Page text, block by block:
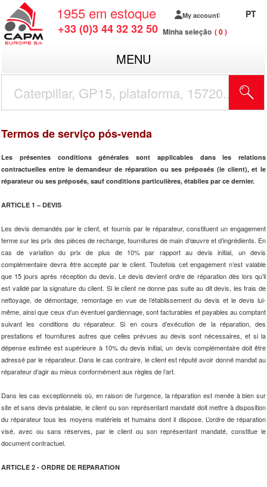
1955 em estoque
+33 (0)3 44 32 32 50
My account
Minha seleção 0
PT
MENU
Termos de serviço pós-venda
Les présentes conditions générales sont applicables dans les relations
contractuelles entre le demandeur de réparation ou ses préposés (le client), et le
réparateur ou ses préposés, sauf conditions particulières, établies par ce dernier.
ARTICLE 1 – DEVIS
Les devis demandés par le client, et fournis par le réparateur, constituent un engagement
ferme sur les prix des pièces de rechange, fournitures de main d’œuvre et d’ingrédients. En
cas de variation du prix de plus de 10% par rapport au devis initial, un devis
complémentaire devra être accepté par le client. Toutefois cet engagement n’est valable
que 15 jours après réception du devis. Le devis devient ordre de réparation dès lors qu’il
est validé par la signature du client. Si le client ne donne pas suite au dit devis, les frais de
nettoyage, de démontage, remontage en vue de l’établissement du devis et le devis lui-
même, ainsi que ceux d’un éventuel gardiennage, sont facturables et payables au comptant
suivant les conditions du réparateur. Si en cours d’exécution de la réparation, des
prestations et fournitures autres que celles prévues au devis sont nécessaires, et si la
dépense estimée est supérieure à 10% du devis initial, un devis complémentaire doit être
adressé par le réparateur. Dans le cas contraire, le client est réputé avoir donné mandat au
réparateur d’agir au mieux conformément aux règles de l’art.
Dans les cas exceptionnels où, en raison de l’urgence, la réparation est menée à bien sur
site et sans devis préalable, le client ou son représentant mandaté doit mettre à disposition
du réparateur tous les moyens matériels et humains dont il dispose. L’ordre de réparation
visé, avec ou sans réserves, par le client ou son représentant mandaté, constitue le
document contractuel.
ARTICLE 2 - ORDRE DE REPARATION